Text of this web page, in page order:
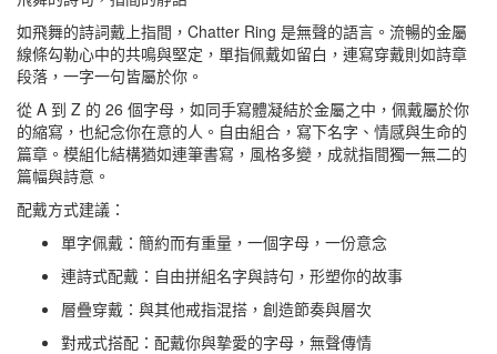
如飛舞的詩詞戴上指間，Chatter Ring 是無聲的語言。流暢的金屬
線條勾勒心中的共鳴與堅定，單指佩戴如留白，連寫穿戴則如詩章
段落，一字一句皆屬於你。
從 A 到 Z 的 26 個字母，如同手寫體凝結於金屬之中，佩戴屬於你
的縮寫，也紀念你在意的人。自由組合，寫下名字、情感與生命的
篇章。模組化結構猶如連筆書寫，風格多變，成就指間獨一無二的
篇幅與詩意。
配戴方式建議：
單字佩戴：簡約而有重量，一個字母，一份意念
連詩式配戴：自由拼組名字與詩句，形塑你的故事
層疊穿戴：與其他戒指混搭，創造節奏與層次
對戒式搭配：配戴你與摯愛的字母，無聲傳情